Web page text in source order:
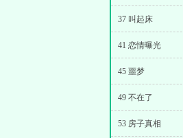
37 叫起床
41 恋情曝光
45 噩梦
49 不在了
53 房子真相